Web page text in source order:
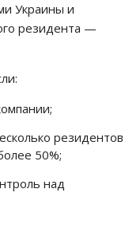
Украины и
резидента —
резидентов
50%;
над